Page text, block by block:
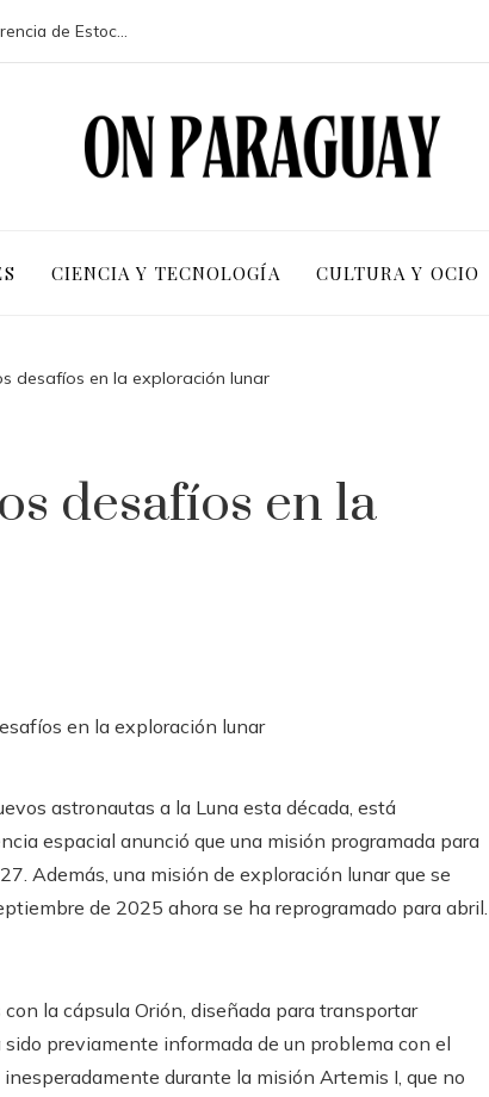
CIENCIA Y TECNOLOGÍA CULTURA Y OCIO
desafíos en la exploración lunar
desafíos en la
astronautas a la Luna esta década, está
espacial anunció que una misión programada para
Además, una misión de exploración lunar que se
de 2025 ahora se ha reprogramado para abril.
la cápsula Orión, diseñada para transportar
previamente informada de un problema con el
durante la misión Artemis I, que no